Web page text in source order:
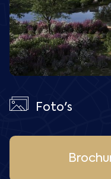
Foto's